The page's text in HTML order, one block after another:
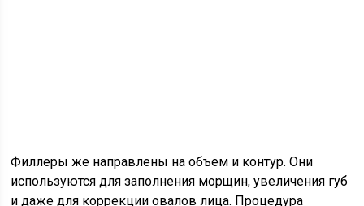
Филлеры же направлены на объем и контур. Они
используются для заполнения морщин, увеличения губ
и даже для коррекции овалов лица. Процедура